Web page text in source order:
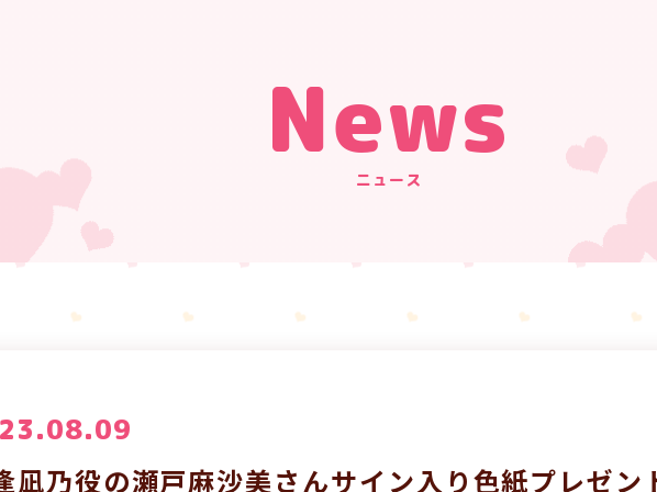
News
ニュース
凪乃役の瀬戸麻沙美さんサイン入り色紙プレゼン